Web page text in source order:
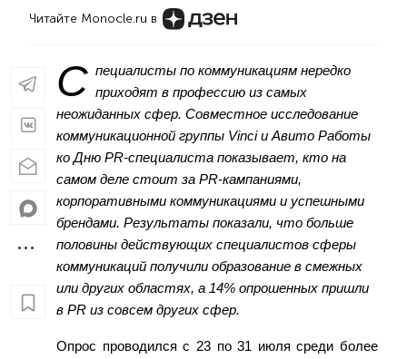
Читайте Monocle.ru в
С пециалисты по коммуникациям нередко
приходят в профессию из самых
неожиданных сфер. Совместное исследование
коммуникационной группы Vinciи Авито Работы
ко Дню PR-специалиста показывает, кто на
самом деле стоит за PR-кампаниями,
корпоративными коммуникациями и успешными
брендами. Результаты показали, что больше
половины действующих специалистов сферы
коммуникаций получили образование в смежных
или других областях, а 14% опрошенных пришли
в PR из совсем других сфер.
Опрос проводился с 23 по 31 июля среди более